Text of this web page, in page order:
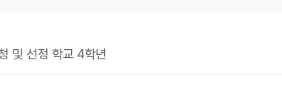
및 선정 학교 4학년